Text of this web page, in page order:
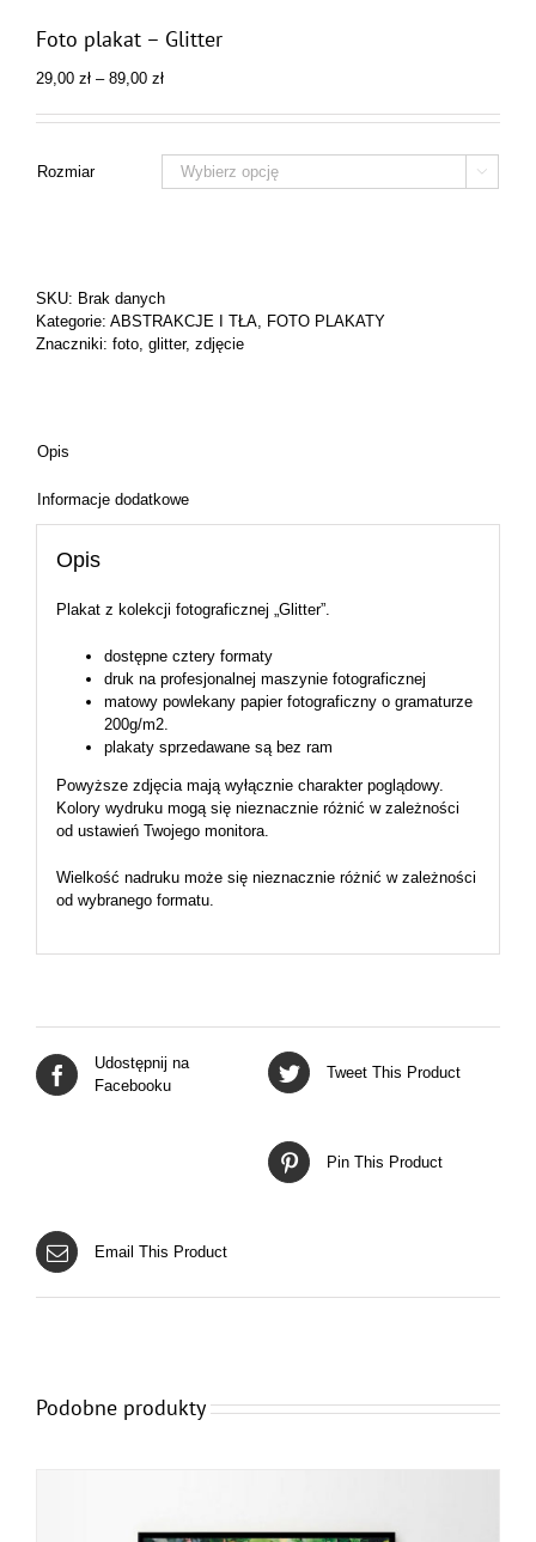
Foto plakat – Glitter
29,00 zł – 89,00 złZakres
od
89,00 zł
Rozmiar 
SKU: Brak danych
Kategorie: ABSTRAKCJE I TŁA, FOTO PLAKATY
Znaczniki: foto, glitter, zdjęcie
Opis
Informacje dodatkowe
Opis
Plakat z kolekcji fotograficznej „Glitter”.
dostępne cztery formaty
druk na profesjonalnej maszynie fotograficznej
matowy powlekany papier fotograficzny o gramaturze
200g/m2.
plakaty sprzedawane są bez ram
Powyższe zdjęcia mają wyłącznie charakter poglądowy.
Kolory wydruku mogą się nieznacznie różnić w zależności
od ustawień Twojego monitora.
Wielkość nadruku może się nieznacznie różnić w zależności
od wybranego formatu.
Udostępnij na
Facebooku
Tweet This Product
Pin This Product
Email This Product
Podobne produkty